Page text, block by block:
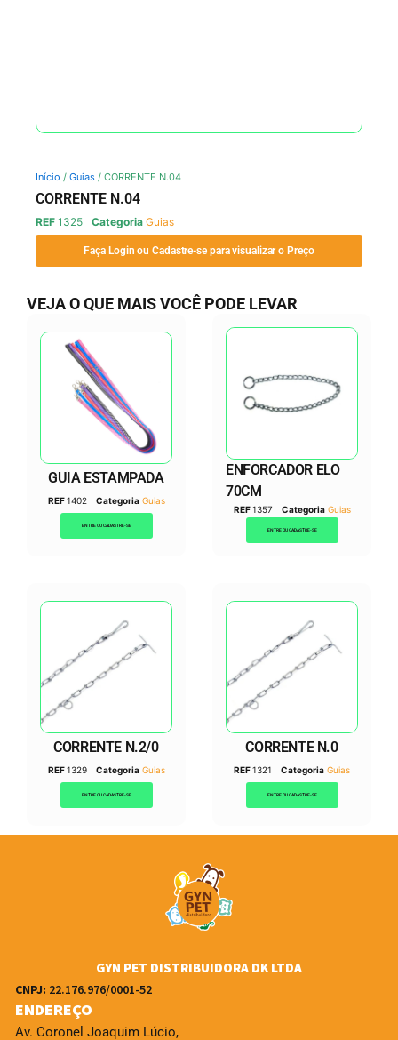
Início / Guias / CORRENTE N.04
CORRENTE N.04
REF 1325 Categoria Guias
Faça Login ou Cadastre-se para visualizar o Preço
VEJA O QUE MAIS VOCÊ PODE LEVAR
GUIA ESTAMPADA
REF1402 Categoria Guias
ENTRE OU CADASTRE-SE
ENFORCADOR ELO
70CM
REF1357 Categoria Guias
ENTRE OU CADASTRE-SE
CORRENTE N.2/0
REF1329 Categoria Guias
ENTRE OU CADASTRE-SE
CORRENTE N.0
REF1321 Categoria Guias
ENTRE OU CADASTRE-SE
GYN PET DISTRIBUIDORA DK LTDA
CNPJ: 22.176.976/0001-52
ENDEREÇO
Av. Coronel Joaquim Lúcio,